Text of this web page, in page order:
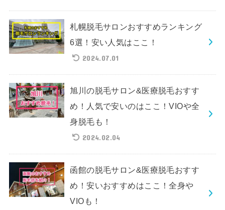
札幌脱毛サロンおすすめランキング
6選！安い人気はここ！
2024.07.01
旭川の脱毛サロン&医療脱毛おすす
め！人気で安いのはここ！VIOや全
身脱毛も！
2024.02.04
函館の脱毛サロン&医療脱毛おすす
め！安いおすすめはここ！全身や
VIOも！